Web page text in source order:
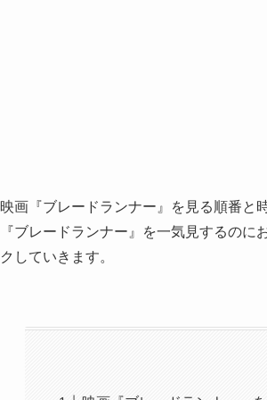
映画『ブレードランナー』を見る順番と
『ブレードランナー』を一気見するの
クしていきます。